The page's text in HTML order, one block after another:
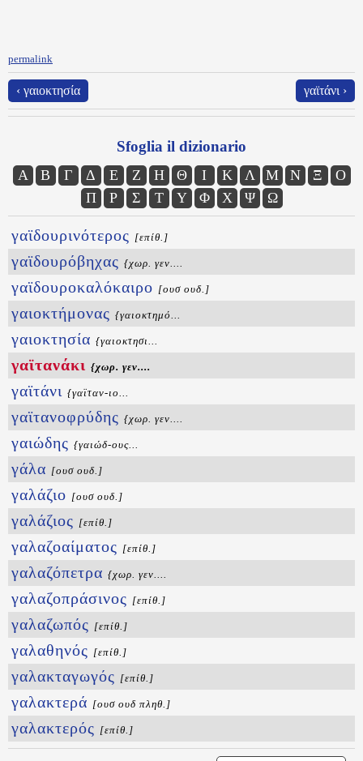
permalink
‹ γαιοκτησία γαϊτάνι ›
Sfoglia il dizionario
Α Β Γ Δ Ε Ζ Η Θ Ι Κ Λ Μ Ν Ξ
Ο
Π
Ρ Σ Τ Υ Φ Χ Ψ Ω
γαϊδουρινότερος [επίθ.]
γαϊδουρόβηχας {χωρ. γεν....
γαϊδουροκαλόκαιρο [ουσ ουδ.]
γαιοκτήμονας {γαιοκτημό...
γαιοκτησία {γαιοκτησι...
γαϊτανάκι {χωρ. γεν....
γαϊτάνι {γαϊταν-ιο...
γαϊτανοφρύδης {χωρ. γεν....
γαιώδης {γαιώδ-ους...
γάλα [ουσ ουδ.]
γαλάζιο [ουσ ουδ.]
γαλάζιος [επίθ.]
γαλαζοαίματος [επίθ.]
γαλαζόπετρα {χωρ. γεν....
γαλαζοπράσινος [επίθ.]
γαλαζωπός [επίθ.]
γαλαθηνός [επίθ.]
γαλακταγωγός [επίθ.]
γαλακτερά [ουσ ουδ πληθ.]
γαλακτερός [επίθ.]